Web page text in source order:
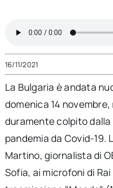
16/11/2021
La Bulgaria è andata
domenica 14
duramente colpito
pandemia da Covid-19.
Martino, giornalista di
Sofia, ai microfoni di Rai